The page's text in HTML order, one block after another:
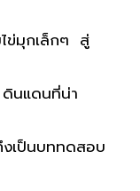
ข่มุกเล็กๆ สู่
ดินแดนที่น่า
งเป็นบททดสอบ